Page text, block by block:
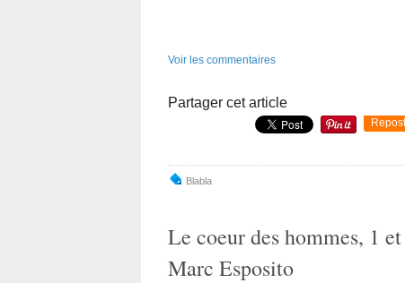
Voir les commentaires
Partager cet article
Repost
Blabla
Le coeur des hommes, 1
Marc Esposito